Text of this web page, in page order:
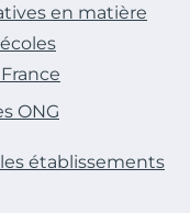
en matière
ONG
établissements